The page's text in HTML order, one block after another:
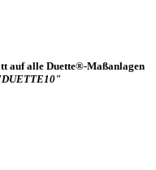
auf alle Duette®-Maßanlagen